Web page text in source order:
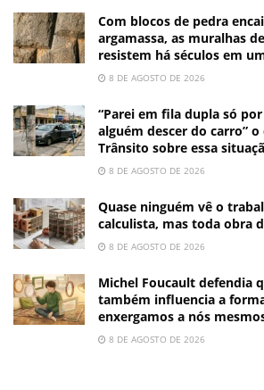
Com blocos de pedra
argamassa, as muralhas
resistem há séculos em
8 DE AGOSTO DE 2026
“Parei em fila dupla só
alguém descer do carro”
Trânsito sobre essa
8 DE AGOSTO DE 2026
Quase ninguém vê o
calculista, mas toda obra
8 DE AGOSTO DE 2026
Michel Foucault defendia
também influencia a
enxergamos a nós
8 DE AGOSTO DE 2026